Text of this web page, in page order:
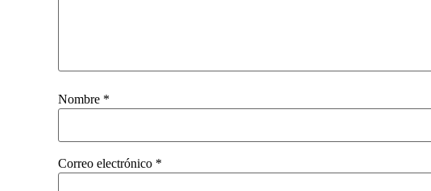
Nombre *
Correo electrónico *